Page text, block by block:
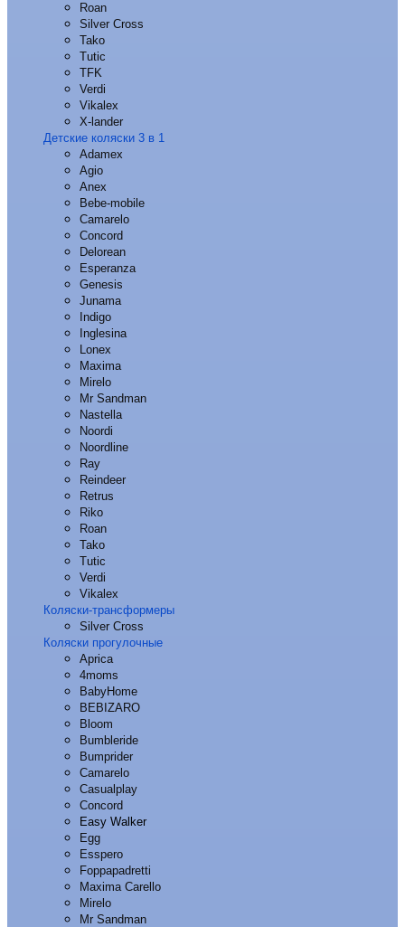
Roan
Silver Cross
Tako
Tutic
TFK
Verdi
Vikalex
X-lander
Детские коляски 3 в 1
Adamex
Agio
Anex
Bebe-mobile
Camarelo
Concord
Delorean
Esperanza
Genesis
Junama
Indigo
Inglesina
Lonex
Maxima
Mirelo
Mr Sandman
Nastella
Noordi
Noordline
Ray
Reindeer
Retrus
Riko
Roan
Tako
Tutic
Verdi
Vikalex
Коляски-трансформеры
Silver Cross
Коляски прогулочные
Aprica
4moms
BabyHome
BEBIZARO
Bloom
Bumbleride
Bumprider
Camarelo
Casualplay
Concord
Easy Walker
Egg
Esspero
Foppapadretti
Maxima Carello
Mirelo
Mr Sandman